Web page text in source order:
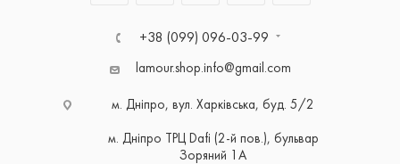
+38 (099) 096-03-99
lamour.shop.info@gmail.com
м. Дніпро, вул. Харківська, буд. 5/2
м. Дніпро ТРЦ Dafi (2-й пов.), бульвар
Зоряний 1А